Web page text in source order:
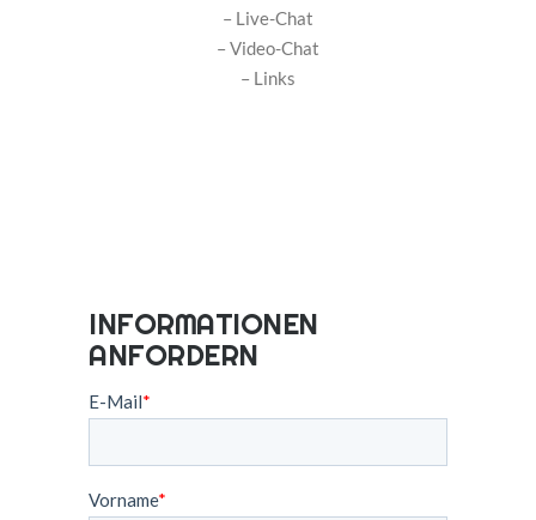
– Live-Chat
– Video-Chat
– Links
INFORMATIONEN
ANFORDERN